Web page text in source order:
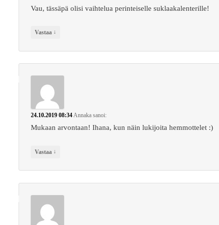
Vau, tässäpä olisi vaihtelua perinteiselle suklaakalenterille!
Vastaa ↓
24.10.2019 08:34Annaka sanoi:
Mukaan arvontaan! Ihana, kun näin lukijoita hemmottelet :)
Vastaa ↓